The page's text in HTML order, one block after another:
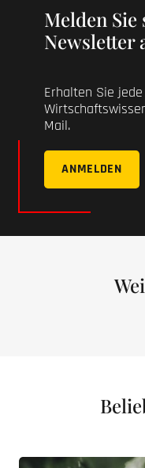
Melden
Newsletter
Erhalten Sie
Mail.
ANMELDEN